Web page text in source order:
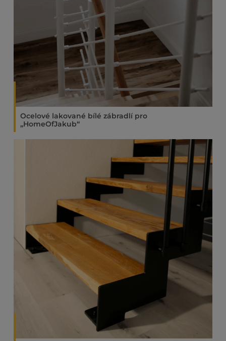
Ocelové lakované bílé zábradlí pro
„HomeOfJakub“